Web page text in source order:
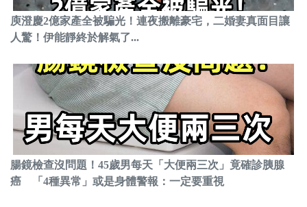
庾澄慶2億家產全被騙光！連夜搬離豪宅，二婚妻真面目讓
人驚！伊能靜終於解氣了...
腸鏡檢查沒問題！45歲男每天「大便兩三次」竟確診胰腺
癌 「4種異常」或是身體警報：一定要重視